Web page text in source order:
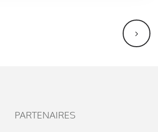
PARTENAIRES